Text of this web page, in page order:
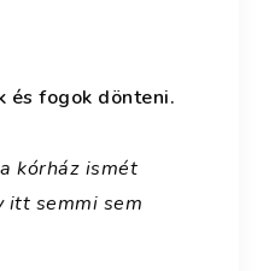
és fogok dönteni.
kórház ismét
itt semmi sem